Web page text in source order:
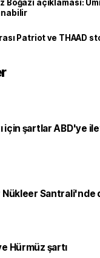
Boğazı açıklaması:
Patriot ve THAAD
için şartlar ABD'ye
Santrali'nde
Hürmüz şartı